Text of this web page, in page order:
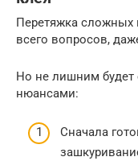
Перетяжка сложных
всего вопросов,
Но не лишним
нюансами:
Сначала